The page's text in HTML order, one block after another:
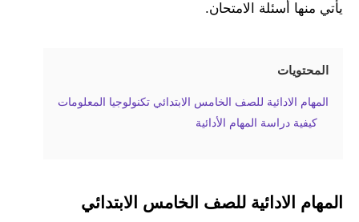
يأتي منها أسئلة الامتحان.
المحتويات
المهام الادائية للصف الخامس الابتدائي تكنولوجيا المعلومات
كيفية دراسة المهام الأدائية
المهام الادائية للصف الخامس الابتدائي